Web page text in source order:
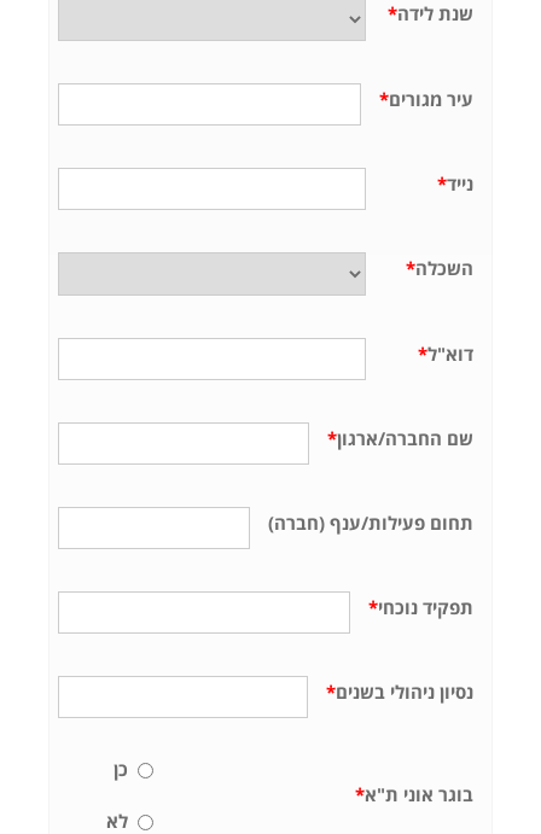
*שנת לידה
*עיר מגורים
*נייד
*השכלה
*דוא"ל
*שם החברה/ארגון
תחום פעילות/ענף (חברה)
*תפקיד נוכחי
*נסיון ניהולי בשנים
*בוגר אוני ת"א
כן
לא